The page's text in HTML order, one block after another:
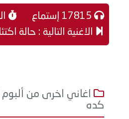
الاغنية التالية : حالة
اغاني اخرى من ألبوم
كده